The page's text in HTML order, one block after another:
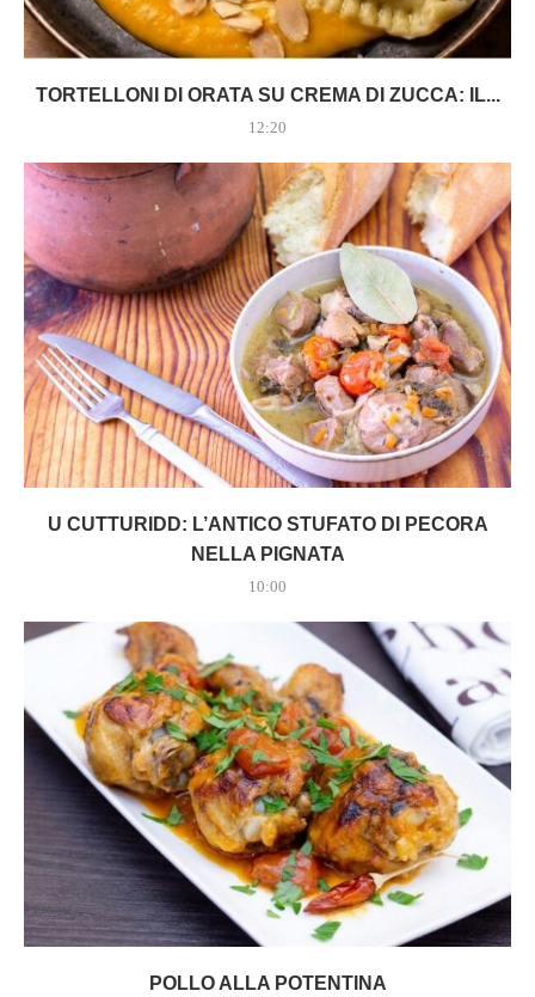
TORTELLONI DI ORATA SU CREMA DI ZUCCA: IL...
12:20
U CUTTURIDD: L’ANTICO STUFATO DI PECORA
NELLA PIGNATA
10:00
POLLO ALLA POTENTINA